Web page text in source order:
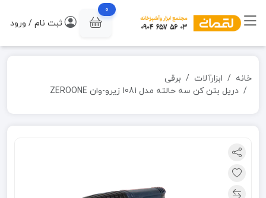
0
ثبت نام / ورود
خانه ابزارآلات
برقی
دریل بتن کن سه حالته مدل 1081 زیرو-وان ZEROONE